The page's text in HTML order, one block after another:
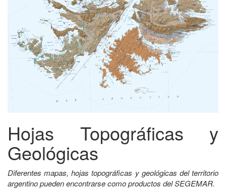
Hojas Topográficas y
Geológicas
Diferentes mapas, hojas topográficas y geológicas del territorio
argentino pueden encontrarse como productos del SEGEMAR.